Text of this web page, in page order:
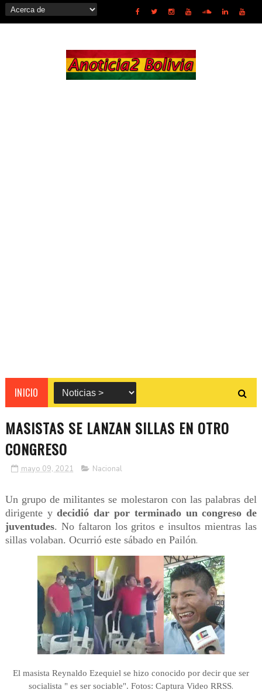
INICIO
MASISTAS SE LANZAN SILLAS EN OTRO
CONGRESO
mayo 09, 2021 Nacional
Un grupo de militantes se molestaron con las palabras del
dirigente ydecidió dar por terminado un congreso de
juventudes. No faltaron los gritos e insultos mientras las
sillas volaban. Ocurrió este sábado en Pailón.
El masista Reynaldo Ezequiel se hizo conocido por decir que ser
socialista " es ser sociable". Fotos: Captura Video RRSS.